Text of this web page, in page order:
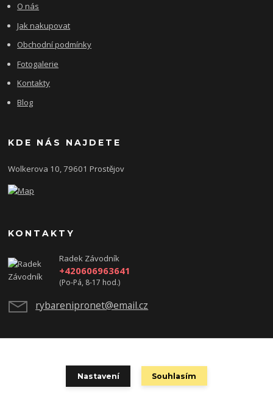
O nás
Jak nakupovat
Obchodní podmínky
Fotogalerie
Kontakty
Blog
KDE NÁS NAJDETE
Wolkerova 10, 79601 Prostějov
KONTAKTY
Radek Závodník
+420606963641
(Po-Pá, 8-17 hod.)
rybarenipronet@email.cz
Nastavení Souhlasím